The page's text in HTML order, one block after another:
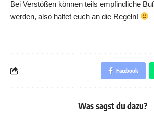
Bei Verstößen können teils empfindliche
werden, also haltet euch an die Regeln!
Facebook
Was sagst du dazu?